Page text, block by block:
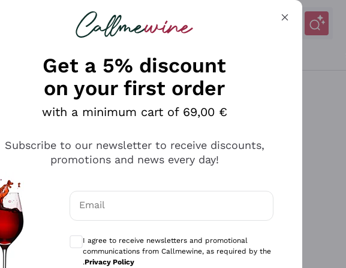
looking for
Get a 5% discount
on your first order
with a minimum cart of 69,00 €
Subscribe to our newsletter to receive discounts,
promotions and news every day!
Email
I agree to receive newsletters and promotional
communications from Callmewine, as required by the
.Privacy Policy